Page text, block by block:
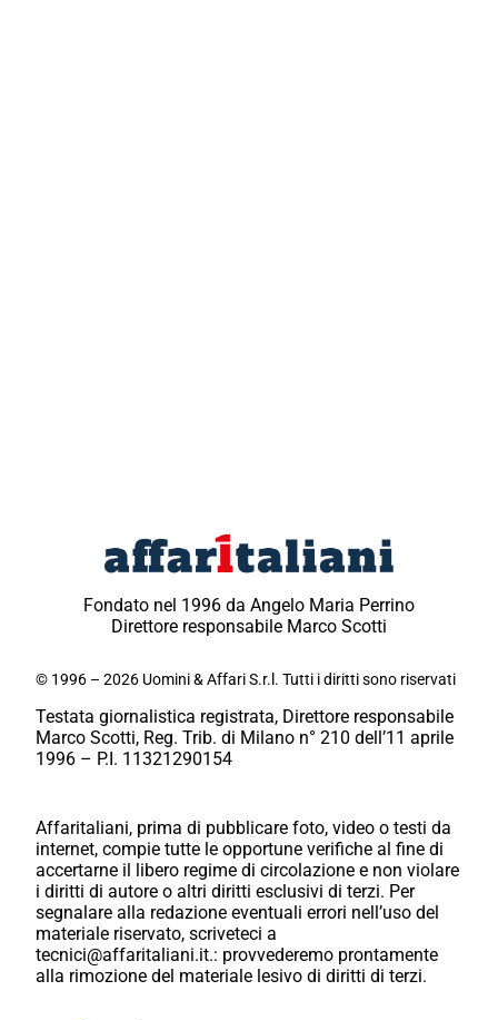
Fondato nel 1996 da Angelo Maria Perrino
Direttore responsabile Marco Scotti
© 1996 – 2026 Uomini & Affari S.r.l. Tutti i diritti sono riservati
Testata giornalistica registrata, Direttore responsabile
Marco Scotti, Reg. Trib. di Milano n° 210 dell’11 aprile
1996 – P.I. 11321290154
Affaritaliani, prima di pubblicare foto, video o testi da
internet, compie tutte le opportune verifiche al fine di
accertarne il libero regime di circolazione e non violare
i diritti di autore o altri diritti esclusivi di terzi. Per
segnalare alla redazione eventuali errori nell’uso del
materiale riservato, scriveteci a
tecnici@affaritaliani.it.: provvederemo prontamente
alla rimozione del materiale lesivo di diritti di terzi.